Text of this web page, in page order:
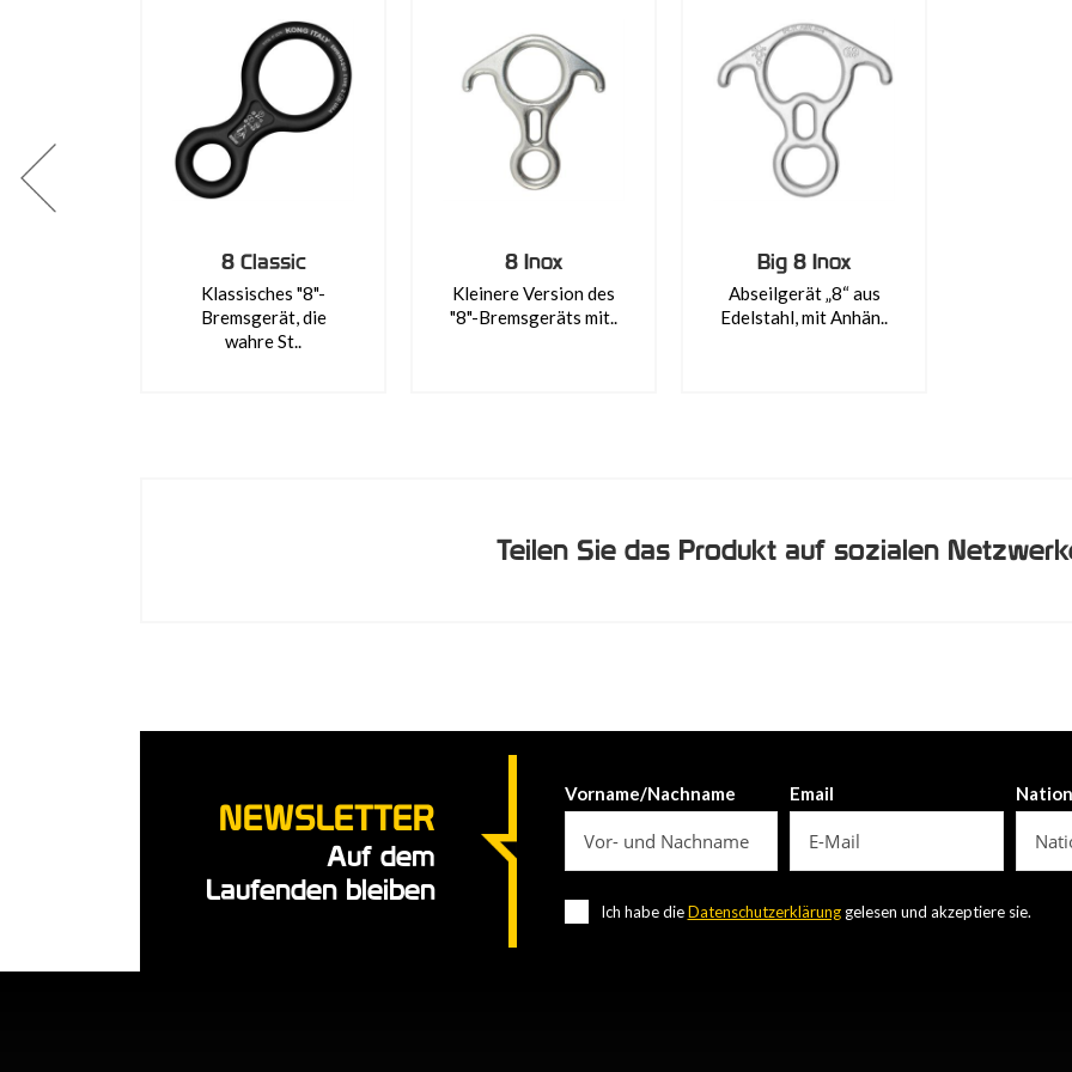
8 Classic
Klassisches "8"-
Bremsgerät, die
wahre St..
8 Inox
Kleinere Version des
"8"-Bremsgeräts mit..
Big 8 Inox
Abseilgerät „8“ aus
Edelstahl, mit Anhän..
Teilen Sie das Produkt auf sozialen
NEWSLETTER
Auf dem
Laufenden bleiben
Vorname/Nachname Email Nation
Ich habe dieDatenschutzerklärunggelesen und akzeptiere sie.